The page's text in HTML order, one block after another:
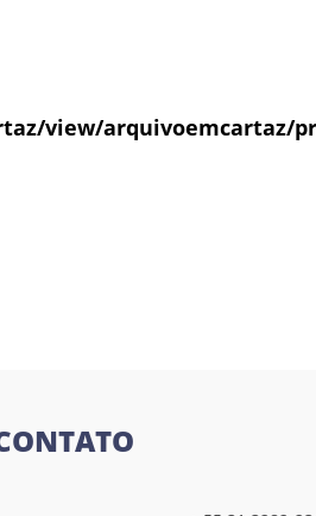
view/arquivoemcartaz/